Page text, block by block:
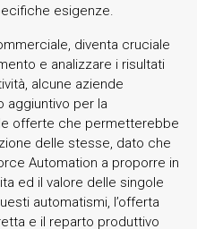
esigenze.
diventa cruciale
e analizzare i risultati
alcune aziende
aggiuntivo per la
offerte che permetterebbe
delle stesse, dato che
Automation a proporre in
ed il valore delle singole
automatismi, l’offerta
e il reparto produttivo